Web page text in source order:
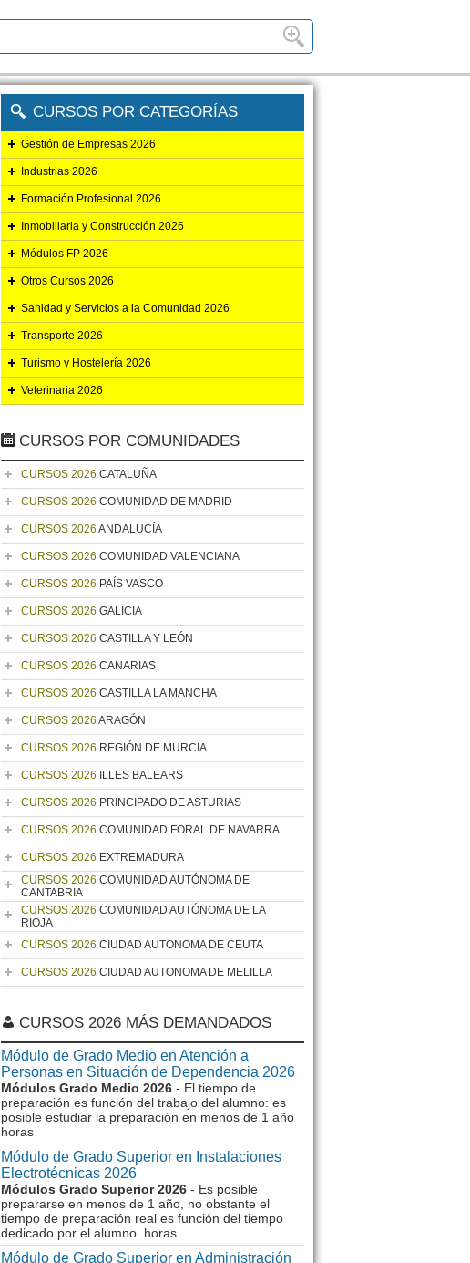
CURSOS POR CATEGORÍAS
Gestión de Empresas 2026
Industrias 2026
Formación Profesional 2026
Inmobiliaria y Construcción 2026
Módulos FP 2026
Otros Cursos 2026
Sanidad y Servicios a la Comunidad 2026
Transporte 2026
Turismo y Hostelería 2026
Veterinaria 2026
CURSOS POR COMUNIDADES
CURSOS 2026 CATALUÑA
CURSOS 2026 COMUNIDAD DE MADRID
CURSOS 2026 ANDALUCÍA
CURSOS 2026 COMUNIDAD VALENCIANA
CURSOS 2026 PAÍS VASCO
CURSOS 2026 GALICIA
CURSOS 2026 CASTILLA Y LEÓN
CURSOS 2026 CANARIAS
CURSOS 2026 CASTILLA LA MANCHA
CURSOS 2026 ARAGÓN
CURSOS 2026 REGIÓN DE MURCIA
CURSOS 2026 ILLES BALEARS
CURSOS 2026 PRINCIPADO DE ASTURIAS
CURSOS 2026 COMUNIDAD FORAL DE NAVARRA
CURSOS 2026 EXTREMADURA
CURSOS 2026 COMUNIDAD AUTÓNOMA DE
CANTABRIA
CURSOS 2026 COMUNIDAD AUTÓNOMA DE LA
RIOJA
CURSOS 2026 CIUDAD AUTONOMA DE CEUTA
CURSOS 2026 CIUDAD AUTONOMA DE MELILLA
CURSOS 2026 MÁS DEMANDADOS
Módulo de Grado Medio en Atención a
Personas en Situación de Dependencia 2026
Módulos Grado Medio 2026 - El tiempo de
preparación es función del trabajo del alumno: es
posible estudiar la preparación en menos de 1 año
horas
Módulo de Grado Superior en Instalaciones
Electrotécnicas 2026
Módulos Grado Superior 2026 - Es posible
prepararse en menos de 1 año, no obstante el
tiempo de preparación real es función del tiempo
dedicado por el alumno horas
Módulo de Grado Superior en Administración